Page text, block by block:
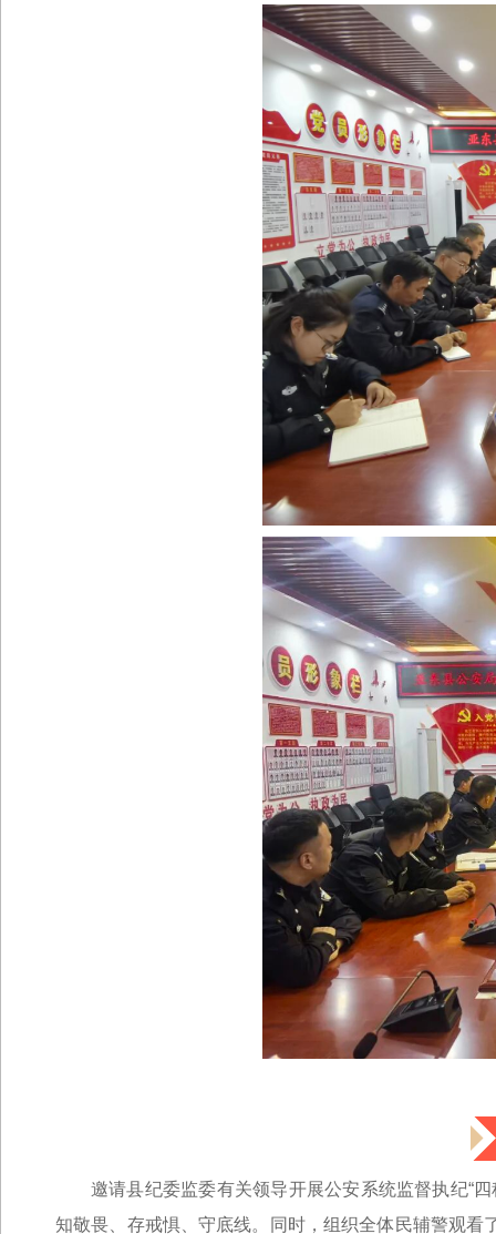
邀请县纪委监委有关领导开展公安系统监督执纪“
知敬畏、存戒惧、守底线。同时，组织全体民辅警观